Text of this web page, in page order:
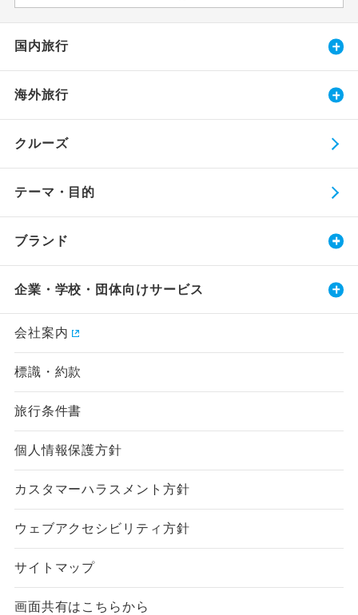
国内旅行
海外旅行
クルーズ
テーマ・目的
ブランド
企業・学校・団体向けサービス
会社案内
標識・約款
旅行条件書
個人情報保護方針
カスタマーハラスメント方針
ウェブアクセシビリティ方針
サイトマップ
画面共有はこちらから